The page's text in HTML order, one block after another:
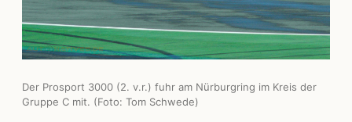
Der Prosport 3000 (2. v.r.) fuhr am Nürburgring im Kreis der
Gruppe C mit. (Foto: Tom Schwede)